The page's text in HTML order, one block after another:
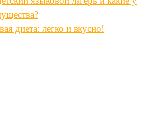
диета: легко и вкусно!